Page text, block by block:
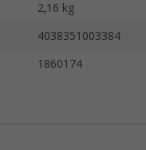
2,16 kg
4038351003384
1860174